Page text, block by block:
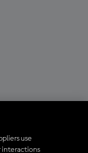
use
interactions